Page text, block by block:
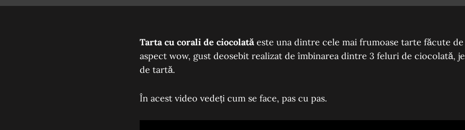
Tarta cu corali de ciocolată este una dintre cele mai frumoase tarte făcute
aspect wow, gust deosebit realizat de îmbinarea dintre 3 feluri de ciocolată,
de tartă.
În acest video vedeți cum se face, pas cu pas.